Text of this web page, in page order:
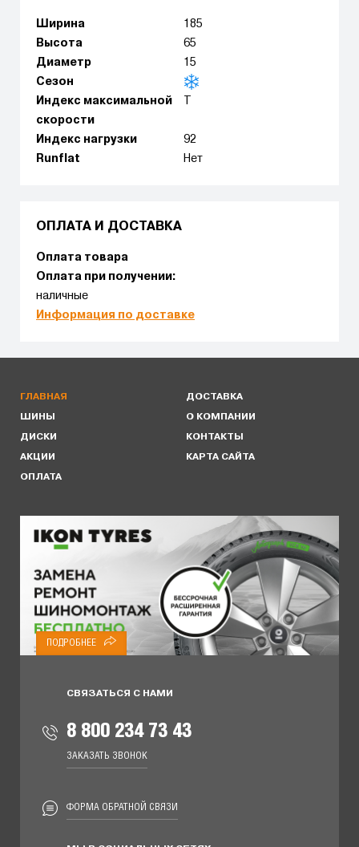
Ширина
185
Высота
65
Диаметр
15
Сезон
Индекс максимальной
скорости
Индекс нагрузки
92
Runflat
Нет
ОПЛАТА И ДОСТАВКА
Оплата товара
Оплата при получении:
наличные
Информация по доставке
ГЛАВНАЯ
ШИНЫ
ДИСКИ
АКЦИИ
ОПЛАТА
ДОСТАВКА
О КОМПАНИИ
КОНТАКТЫ
КАРТА САЙТА
ПОДРОБНЕЕ
СВЯЗАТЬСЯ С НАМИ
8 800 234 73 43
ЗАКАЗАТЬ ЗВОНОК
ФОРМА ОБРАТНОЙ СВЯЗИ